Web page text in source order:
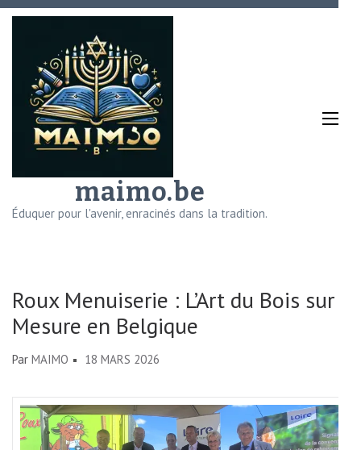
Aller
(Pressez
Entrée)
maimo.be
Éduquer pour l'avenir, enracinés dans la tradition.
Roux Menuiserie : L’Art du Bois sur
Mesure en Belgique
Par MAIMO 18 MARS 2026